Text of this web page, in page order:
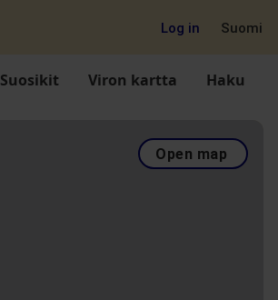
Log in Suomi
Suosikit Viron kartta Haku
Open map